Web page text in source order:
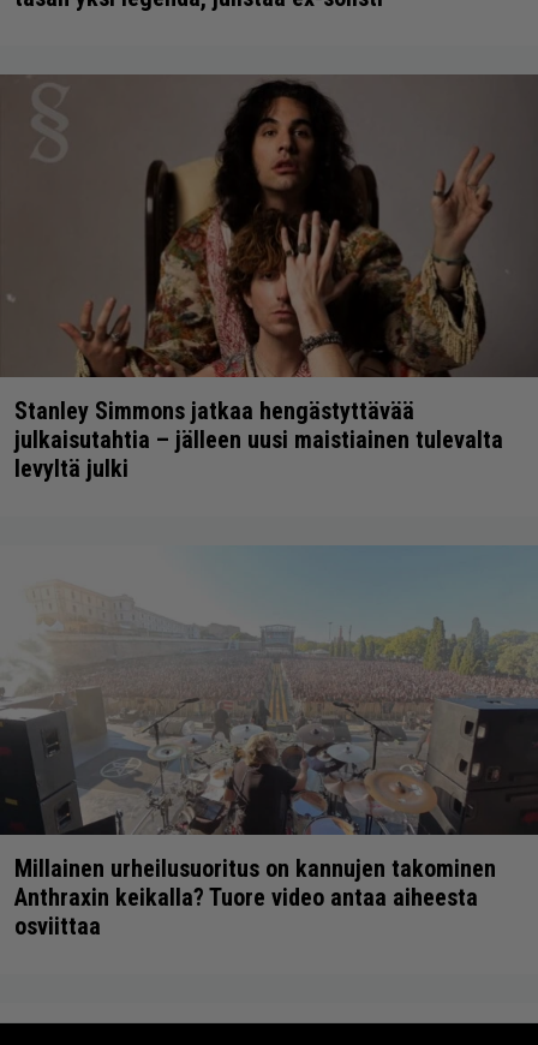
Stanley Simmons jatkaa hengästyttävää
julkaisutahtia – jälleen uusi maistiainen tulevalta
levyltä julki
Millainen urheilusuoritus on kannujen takominen
Anthraxin keikalla? Tuore video antaa aiheesta
osviittaa